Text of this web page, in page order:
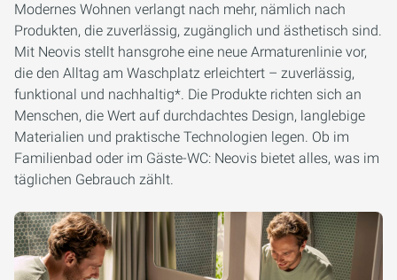
Modernes Wohnen verlangt nach mehr, nämlich nach
Produkten, die zuverlässig, zugänglich und ästhetisch sind.
Mit Neovis stellt hansgrohe eine neue Armaturenlinie vor,
die den Alltag am Waschplatz erleichtert – zuverlässig,
funktional und nachhaltig*. Die Produkte richten sich an
Menschen, die Wert auf durchdachtes Design, langlebige
Materialien und praktische Technologien legen. Ob im
Familienbad oder im Gäste-WC: Neovis bietet alles, was im
täglichen Gebrauch zählt.